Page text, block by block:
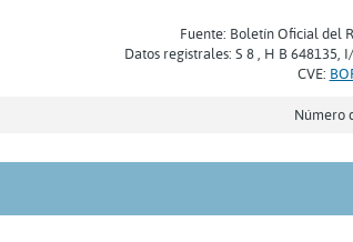
Fuente: Boletín Oficial del
Datos registrales: S 8 , H B 648135,
CVE:
Número